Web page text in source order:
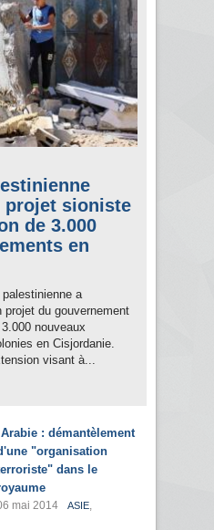
projet sioniste
de 3.000
en
palestinienne a
projet du gouvernement
nouveaux
en Cisjordanie.
visant à...
Arabie : démantèlement
"organisation
dans le
mai 2014 ASIE,